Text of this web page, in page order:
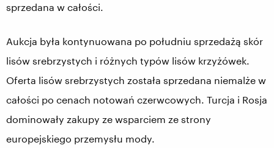
sprzedana w całości.
Aukcja była kontynuowana po południu sprzedażą skór
lisów srebrzystych i różnych typów lisów krzyżówek.
Oferta lisów srebrzystych została sprzedana niemalże w
całości po cenach notowań czerwcowych. Turcja i Rosja
dominowały zakupy ze wsparciem ze strony
europejskiego przemysłu mody.